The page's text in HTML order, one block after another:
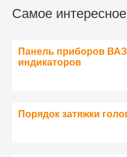
Самое интересное
Панель приборов
индикаторов
Порядок затяжки